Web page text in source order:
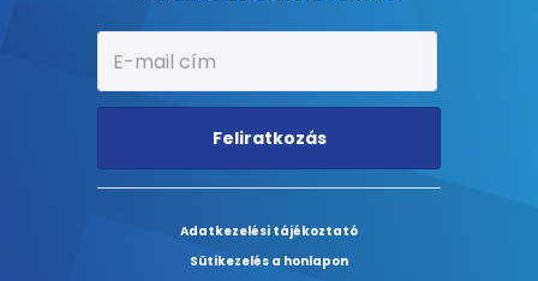
Feliratkozás
Adatkezelési tájékoztató
Sütikezelés a honlapon